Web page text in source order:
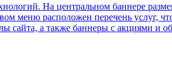
На центральном баннере
меню расположен перечень услуг,
сайта, а также баннеры с акциями и